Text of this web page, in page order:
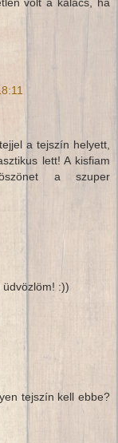
a tejszín helyett,
lett! A kisfiam
a szuper
:))
tejszín kell ebbe?